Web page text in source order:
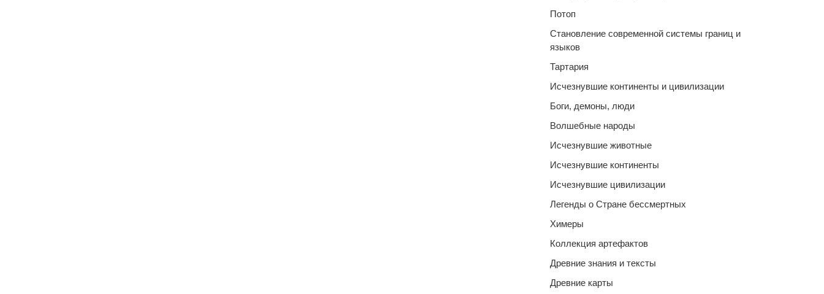
Потоп
Становление современной системы границ и
языков
Тартария
Исчезнувшие континенты и цивилизации
Боги, демоны, люди
Волшебные народы
Исчезнувшие животные
Исчезнувшие континенты
Исчезнувшие цивилизации
Легенды о Стране бессмертных
Химеры
Коллекция артефактов
Древние знания и тексты
Древние карты